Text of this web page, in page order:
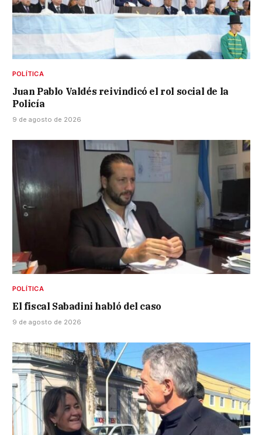
POLÍTICA
Juan Pablo Valdés reivindicó el rol social de la
Policía
9 de agosto de 2026
POLÍTICA
El fiscal Sabadini habló del caso
9 de agosto de 2026